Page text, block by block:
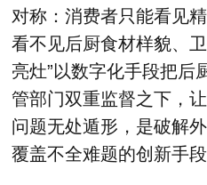
对称：消费者只能看见
看不见后厨食材样貌、
亮灶”以数字化手段把后
管部门双重监督之下，
问题无处遁形，是破解
覆盖不全难题的创新手段